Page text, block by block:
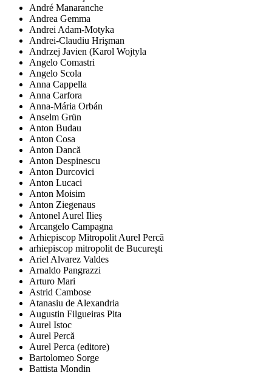
André Manaranche
Andrea Gemma
Andrei Adam-Motyka
Andrei-Claudiu Hrişman
Andrzej Javien (Karol Wojtyla
Angelo Comastri
Angelo Scola
Anna Cappella
Anna Carfora
Anna-Mária Orbán
Anselm Grün
Anton Budau
Anton Cosa
Anton Dancă
Anton Despinescu
Anton Durcovici
Anton Lucaci
Anton Moisim
Anton Ziegenaus
Antonel Aurel Ilieș
Arcangelo Campagna
Arhiepiscop Mitropolit Aurel Percă
arhiepiscop mitropolit de București
Ariel Alvarez Valdes
Arnaldo Pangrazzi
Arturo Mari
Astrid Cambose
Atanasiu de Alexandria
Augustin Filgueiras Pita
Aurel Istoc
Aurel Percă
Aurel Perca (editore)
Bartolomeo Sorge
Battista Mondin